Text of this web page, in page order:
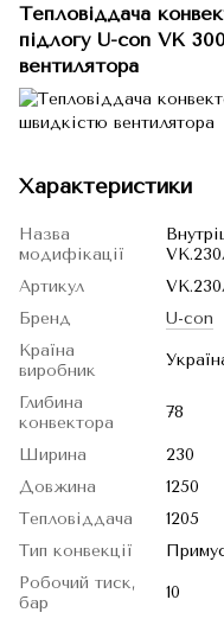
Тепловіддача
підлогу U-con VK
вентилятора
Характеристики
Назва
модифікації
Артикул
Бренд
U-con
Країна
виробник
Глибина
конвектора
78
Ширина
230
Довжина
1250
Тепловіддача
1205
Тип конвекції
Робочий тиск,
бар
10